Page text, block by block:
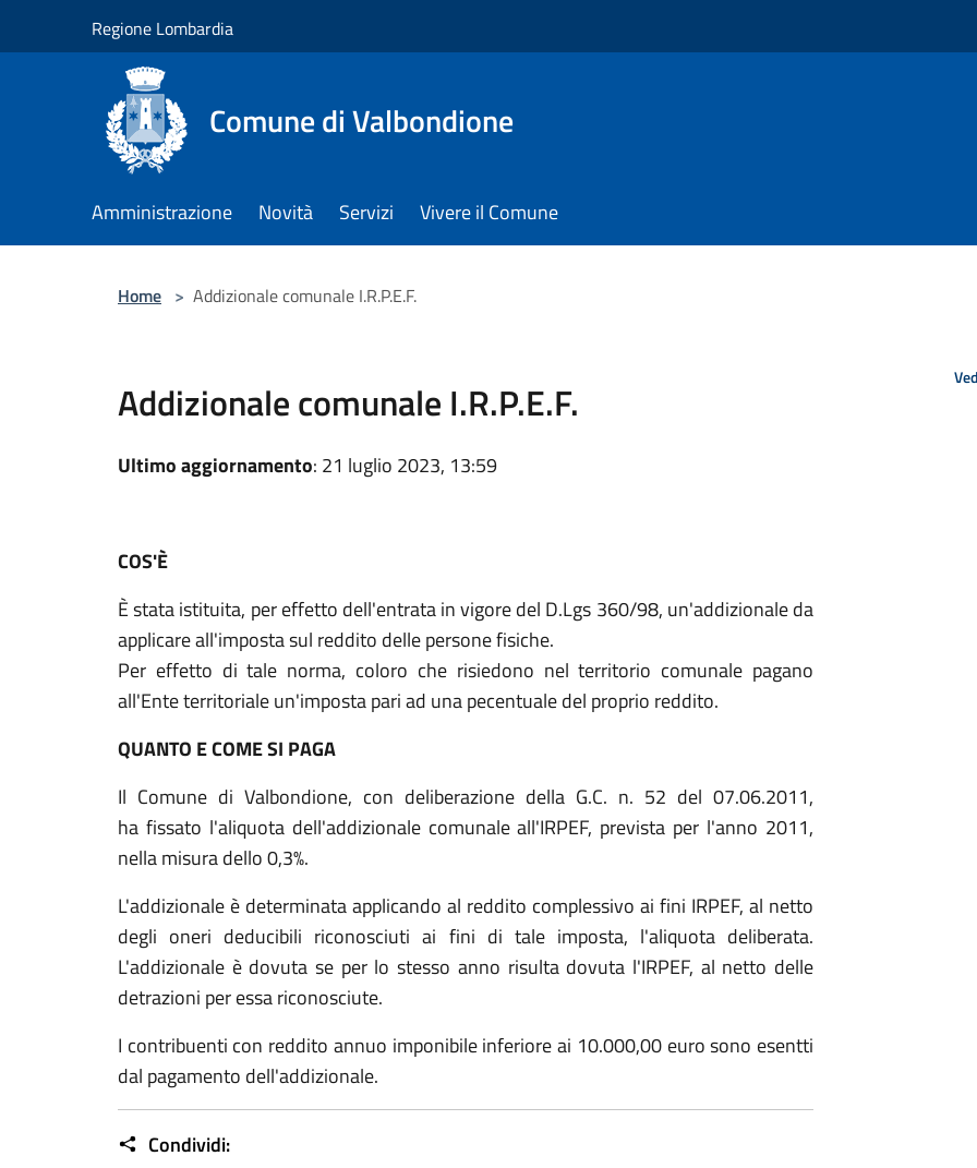
Regione Lombardia
Comune di Valbondione
Amministrazione Novità Servizi Vivere il Comune
Home > Addizionale comunale I.R.P.E.F.
Addizionale comunale I.R.P.E.F.
Ultimo aggiornamento: 21 luglio 2023, 13:59
COS'È
È stata istituita, per effetto dell'entrata in vigore del D.Lgs 360/98, un'addizionale da
applicare all'imposta sul reddito delle persone fisiche.
Per effetto di tale norma, coloro che risiedono nel territorio comunale pagano
all'Ente territoriale un'imposta pari ad una pecentuale del proprio reddito.
QUANTO E COME SI PAGA
Il Comune di Valbondione, con deliberazione della G.C. n. 52 del 07.06.2011,
ha fissato l'aliquota dell'addizionale comunale all'IRPEF, prevista per l'anno 2011,
nella misura dello 0,3%.
L'addizionale è determinata applicando al reddito complessivo ai fini IRPEF, al netto
degli oneri deducibili riconosciuti ai fini di tale imposta, l'aliquota deliberata.
L'addizionale è dovuta se per lo stesso anno risulta dovuta l'IRPEF, al netto delle
detrazioni per essa riconosciute.
I contribuenti con reddito annuo imponibile inferiore ai 10.000,00 euro sono esentti
dal pagamento dell'addizionale.
Condividi: